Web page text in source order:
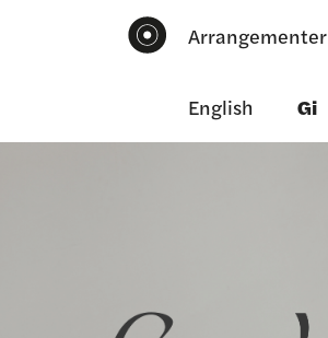
Arrangementer
English Gi